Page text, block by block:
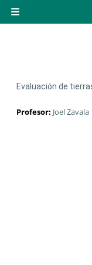
Pánel lateral
Evaluación de
Profesor: Joel Zavala